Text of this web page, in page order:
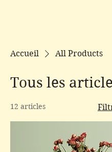
Accueil All Products
Tous les
12 articles